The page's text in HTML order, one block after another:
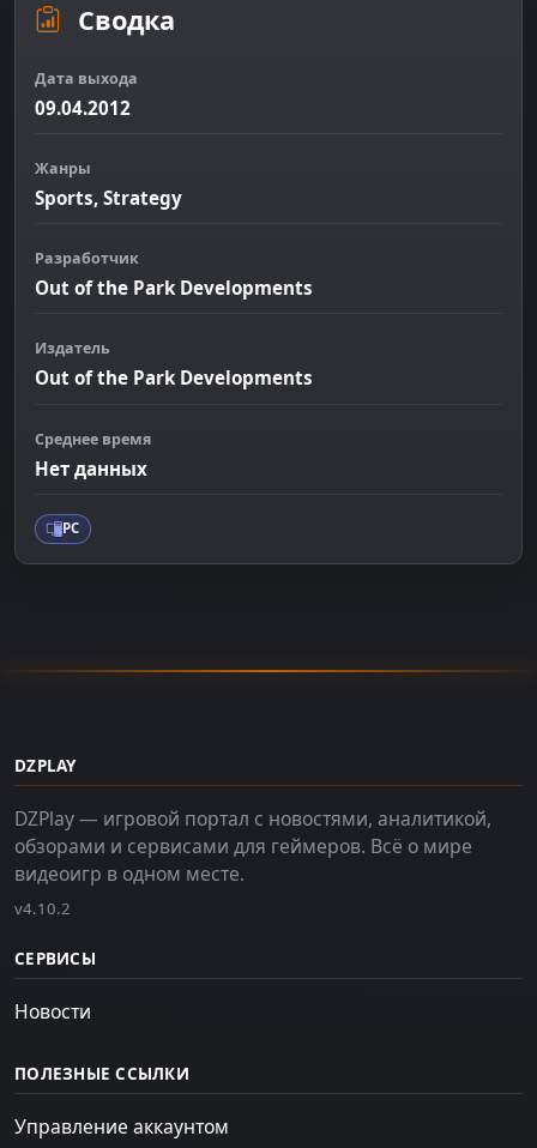
Сводка
Дата выхода
09.04.2012
Жанры
Sports, Strategy
Разработчик
Out of the Park Developments
Издатель
Out of the Park Developments
Среднее время
Нет данных
PC
DZPLAY
DZPlay — игровой портал с новостями, аналитикой,
обзорами и сервисами для геймеров. Всё о мире
видеоигр в одном месте.
v4.10.2
СЕРВИСЫ
Новости
ПОЛЕЗНЫЕ ССЫЛКИ
Управление аккаунтом